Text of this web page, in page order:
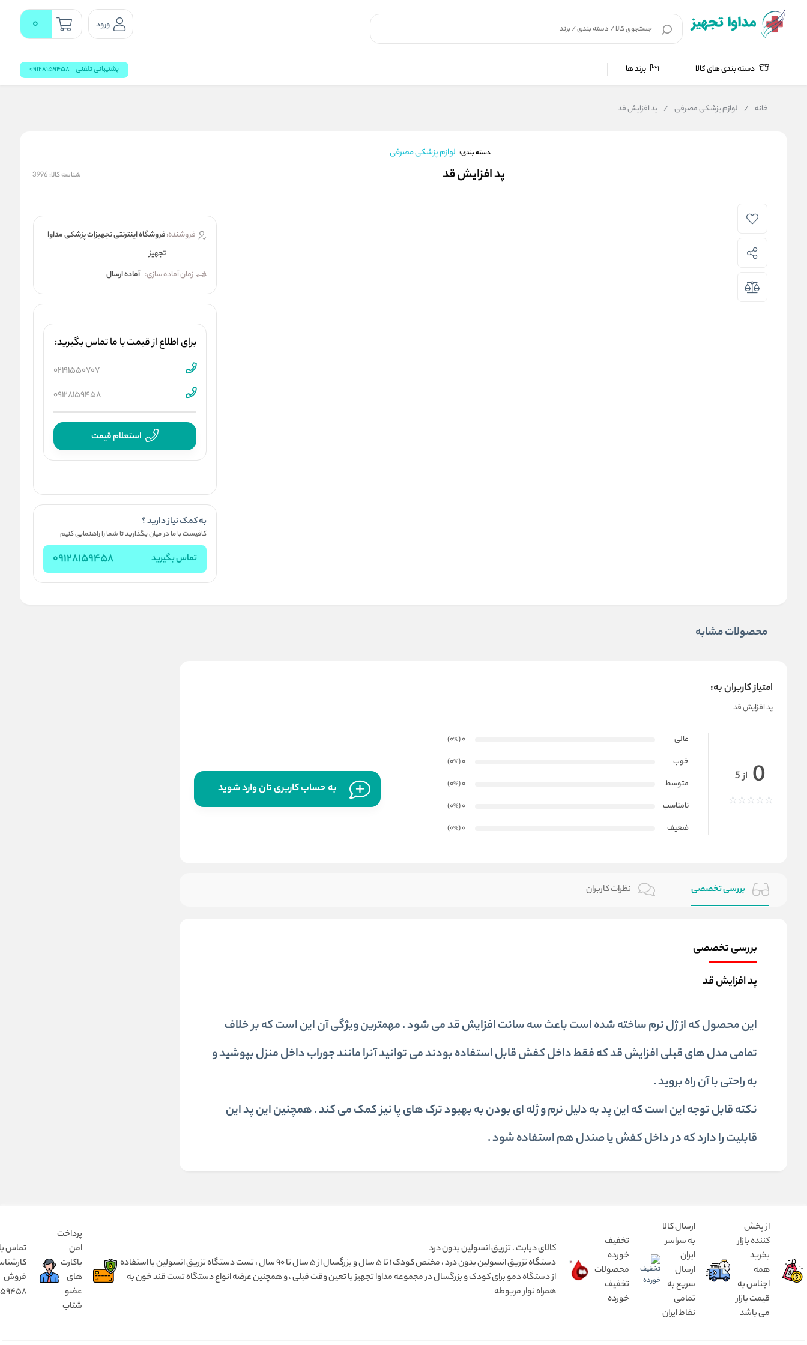
ورود 0
دسته بندی های کالا برند ها پشتیبانی تلفنی 09128159458
خانه / لوازم پزشکی مصرفی / پد افزایش قد
دسته بندی: لوازم پزشکی مصرفی
پد افزایش قد شناسه کالا: 3996
فروشنده:فروشگاه اینترنتی تجهیزات پزشکی مداوا
تجهیز
زمان آماده سازی: آماده ارسال
برای اطلاع از قیمت با ما تماس بگیرید:
02191550707
09128159458
استعلام قیمت
به کمک نیاز دارید ؟
کافیست با ما در میان بگذارید تا شما را راهنمایی کنیم
تماس بگیرید 09128159458
محصولات مشابه
امتیاز کاربران به:
پد افزایش قد
0 از 5
عالی 0
(0
%
)
خوب
0
(0
%
)
متوسط
0
(0
%
)
نامناسب
0
(0
%
)
ضعیف
0
(0
%
)
به حساب کاربری تان وارد شوید
بررسی تخصصی نظرات کاربران
بررسی تخصصی
پد افزایش قد
این محصول که از ژل نرم ساخته شده است باعث سه سانت افزایش قد می شود . مهمترین ویژگی آن این است که بر خلاف
تمامی مدل های قبلی افزایش قد که فقط داخل کفش قابل استفاده بودند می توانید آنرا مانند جوراب داخل منزل بپوشید و
به راحتی با آن راه بروید .
نکته قابل توجه این است که این پد به دلیل نرم و ژله ای بودن به بهبود ترک های پا نیز کمک می کند . همچنین این پد این
قابلیت را دارد که در داخل کفش یا صندل هم استفاده شود .
از پخش
کننده بازار
بخرید
همه
اجناس به
قیمت بازار
می باشد
ارسال کالا
به سراسر
ایران
ارسال
سریع به
تمامی
نقاط ایران
تخفیف
خورده
محصولات
تخفیف
خورده
کالای دیابت ، تزریق انسولین بدون درد
دستگاه تزریق انسولین بدون درد ، مختص کودک ۱ تا ۵ سال و بزرگسال از ۵ سال تا ۹۰ سال ، تست دستگاه تزریق انسولین با استفاده
از دستگاه دمو برای کودک و بزرگسال در مجموعه مداوا تجهیز با تعین وقت قبلی ، و همچنین عرضه انواع دستگاه تست قند خون به
همراه نوار مربوطه
پرداخت
امن
باکارت
های
عضو
شتاب
تماس
فروش